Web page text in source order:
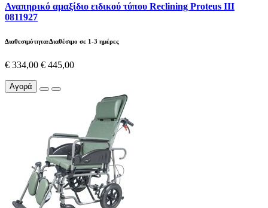
Αναπηρικό αμαξίδιο ειδικού τύπου Reclining Proteus III
0811927
Διαθεσιμότητα:Διαθέσιμο σε 1-3 ημέρες
€ 334,00 € 445,00
Αγορά